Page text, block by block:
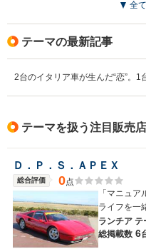
全
テーマの最新記事
2台のイタリア車が生んだ“恋”。1
テーマを扱う注目販売店
Ｄ．Ｐ．Ｓ．ＡＰＥＸ
総合評価 0点
「マニュ
ライフを一
ランチア テ
総掲載数 6